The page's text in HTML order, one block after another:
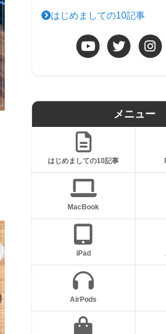
はじめましての10記事
メニュー
はじめましての10記事
MacBook
iPad
AirPods